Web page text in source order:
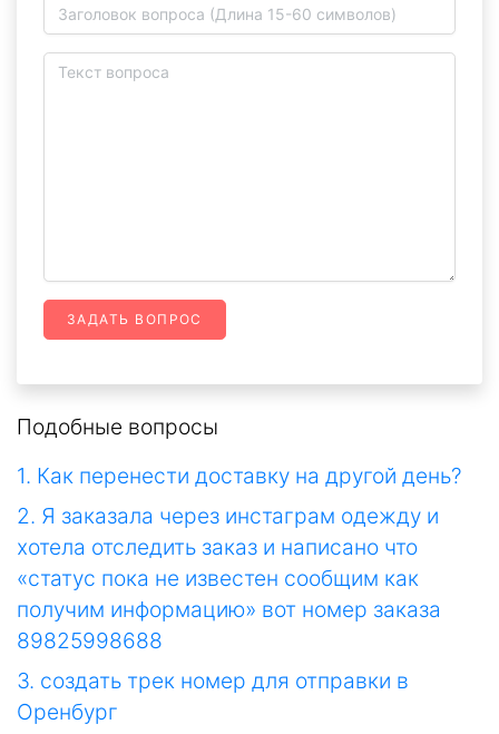
ЗАДАТЬ ВОПРОС
Подобные вопросы
1. Как перенести доставку на другой день?
2. Я заказала через инстаграм одежду и
хотела отследить заказ и написано что
«статус пока не известен сообщим как
получим информацию» вот номер заказа
89825998688
3. создать трек номер для отправки в
Оренбург